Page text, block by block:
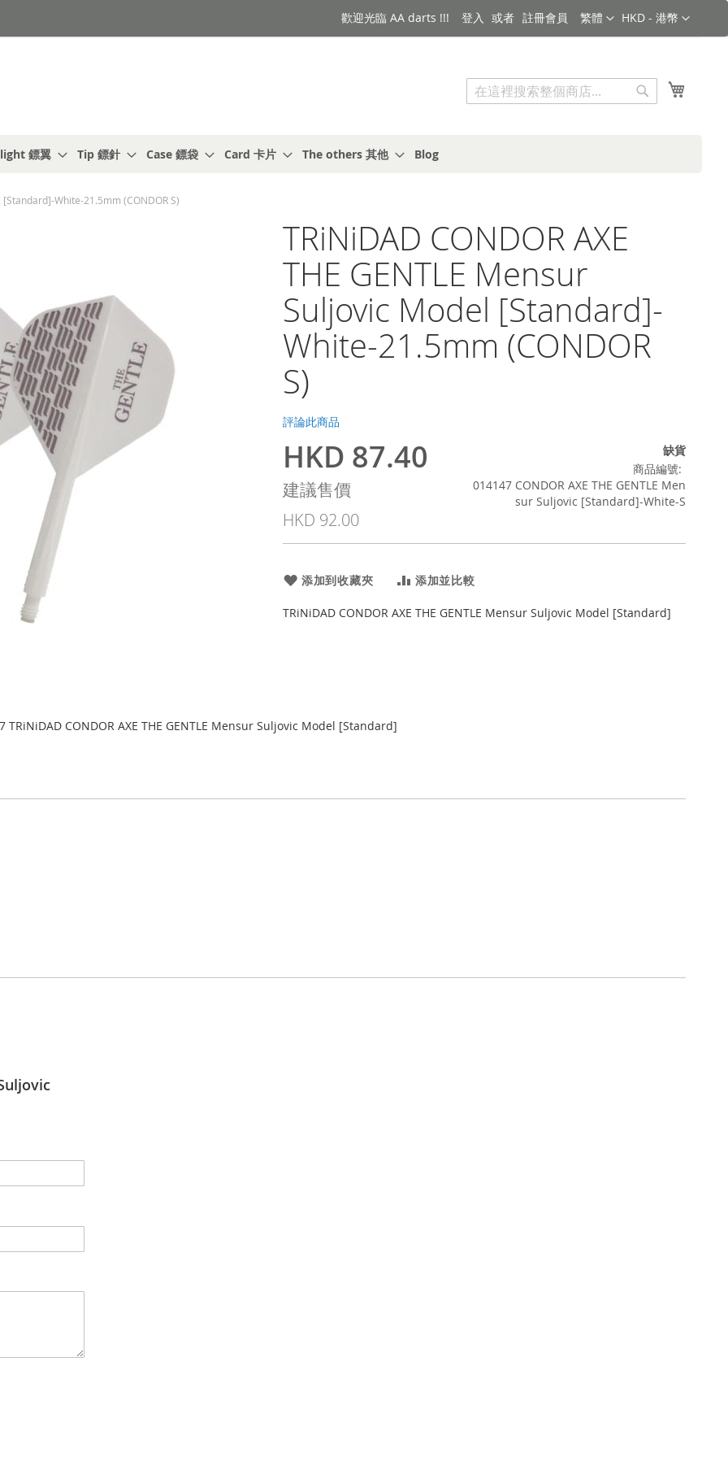
金額
HKD - 港幣
語言
繁體
歡迎光臨 AA darts !!! 登入 註冊會員
搜索
鏢翼 Tip 鏢針 Case 鏢袋 Card 卡片 The others 其他 Blog
[Standard]-White-21.5mm (CONDOR S)
TRiNiDAD CONDOR AXE
THE GENTLE Mensur
Suljovic Model [Standard]-
White-21.5mm (CONDOR
S)
評論此商品
特
殊
價
格
HKD 87.40
建議售價
HKD 92.00
缺貨
商品編號
014147 CONDOR AXE THE GENTLE Men
sur Suljovic [Standard]-White-S
添加到收藏夾 添加並比較
TRiNiDAD CONDOR AXE THE GENTLE Mensur Suljovic Model [Standard]
TRiNiDAD CONDOR AXE THE GENTLE Mensur Suljovic Model [Standard]